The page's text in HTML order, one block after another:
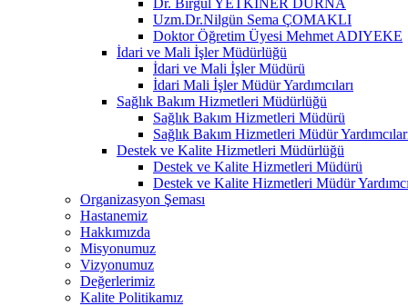
Uzm.Dr.Nilgün Sema ÇOMAKLI
Doktor Öğretim Üyesi Mehmet ADIYEKE
İdari ve Mali İşler Müdürlüğü
İdari ve Mali İşler Müdürü
İdari Mali İşler Müdür Yardımcıları
Sağlık Bakım Hizmetleri Müdürlüğü
Sağlık Bakım Hizmetleri Müdürü
Sağlık Bakım Hizmetleri Müdür
Destek ve Kalite Hizmetleri Müdürlüğü
Destek ve Kalite Hizmetleri Müdürü
Destek ve Kalite Hizmetleri Müdür
Organizasyon Şeması
Hastanemiz
Hakkımızda
Misyonumuz
Vizyonumuz
Değerlerimiz
Kalite Politikamız